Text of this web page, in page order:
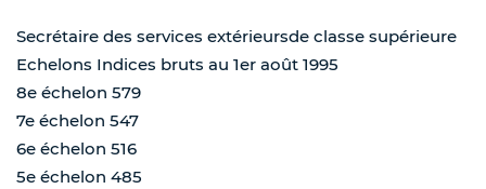
Secrétaire des services extérieursde classe supérieure
Echelons Indices bruts au 1er août 1995
8e échelon 579
7e échelon 547
6e échelon 516
5e échelon 485